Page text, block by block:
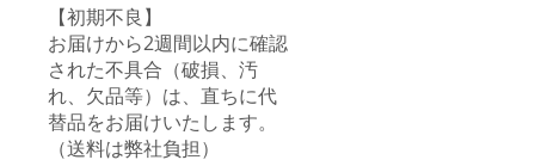
【初期不良】
お届けから2週間以内に確認
された不具合（破損、汚
れ、欠品等）は、直ちに代
替品をお届けいたします。
（送料は弊社負担）